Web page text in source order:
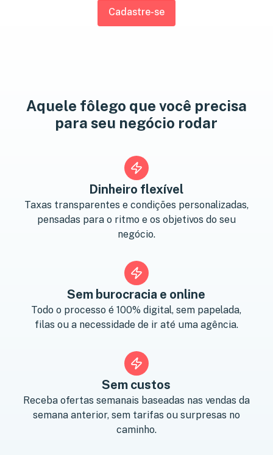
Cadastre-se
Aquele fôlego que você precisa
para seu negócio rodar
Dinheiro flexível
Taxas transparentes e condições personalizadas,
pensadas para o ritmo e os objetivos do seu
negócio.
Sem burocracia e online
Todo o processo é 100% digital, sem papelada,
filas ou a necessidade de ir até uma agência.
Sem custos
Receba ofertas semanais baseadas nas vendas da
semana anterior, sem tarifas ou surpresas no
caminho.